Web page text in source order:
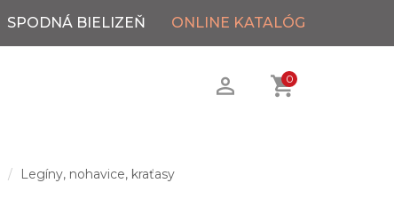
SPODNÁ BIELIZEŇ ONLINE KATALÓG
0
Legíny, nohavice, kraťasy